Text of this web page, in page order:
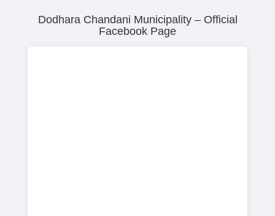
Dodhara Chandani Municipality – Official
Facebook Page